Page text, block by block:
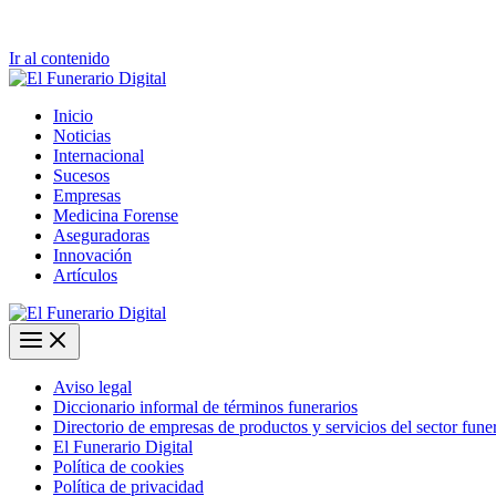
Ir al contenido
Inicio
Noticias
Internacional
Sucesos
Empresas
Medicina Forense
Aseguradoras
Innovación
Artículos
Aviso legal
Diccionario informal de términos funerarios
Directorio de empresas de productos y servicios del sector
El Funerario Digital
Política de cookies
Política de privacidad